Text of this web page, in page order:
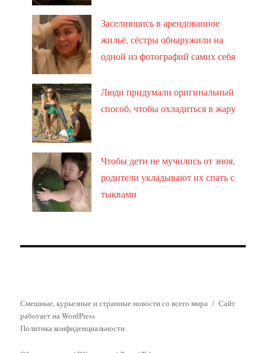
Заселившись в арендованное
жильё, сёстры обнаружили на
одной из фотографий самих себя
Люди придумали оригинальный
способ, чтобы охладиться в жару
Чтобы дети не мучились от зноя,
родители укладывают их спать с
тыквами
Смешные, курьезные и странные новости со всего мира
Сайт
работает на WordPress
Политика конфиденциальности